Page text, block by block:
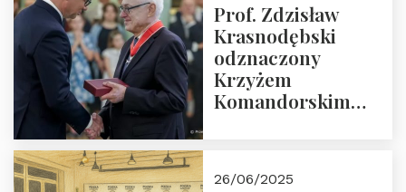
Prof. Zdzisław
Krasnodębski
odznaczony
Krzyżem
Komandorskim
26/06/2025